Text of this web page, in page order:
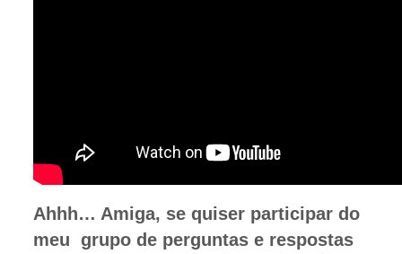
Ahhh… Amiga, se quiser participar do
meu grupo de perguntas e respostas